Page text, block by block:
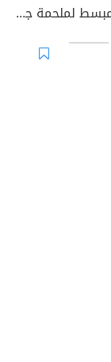
المعجم المبسط لملحمة جلجامش